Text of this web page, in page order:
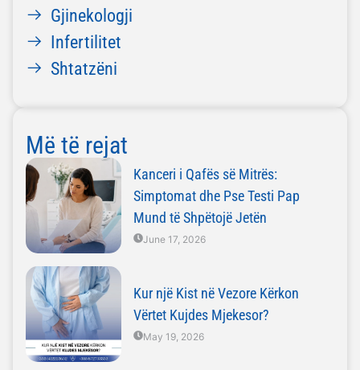
Gjinekologji
Infertilitet
Shtatzëni
Më të rejat
Kanceri i Qafës së Mitrës:
Simptomat dhe Pse Testi Pap
Mund të Shpëtojë Jetën
June 17, 2026
Kur një Kist në Vezore Kërkon
Vërtet Kujdes Mjekesor?
May 19, 2026